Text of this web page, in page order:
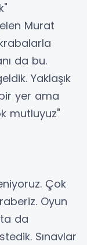
Murat
da bu.
Yaklaşık
yer ama
mutluyuz"
Çok
Oyun
da
Sınavlar